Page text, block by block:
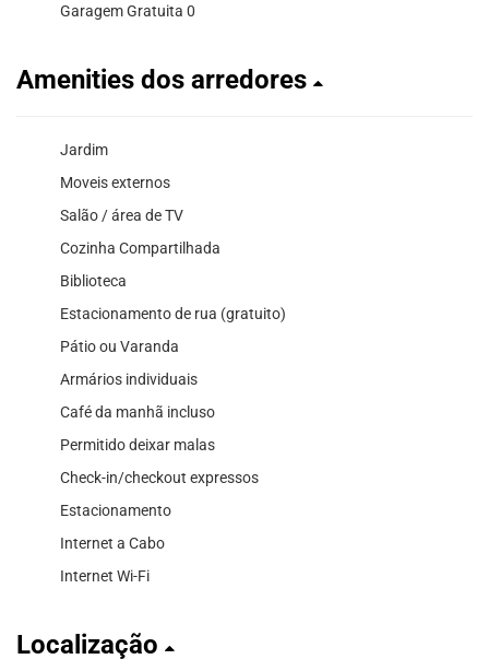
Garagem Gratuita 0
Amenities dos arredores
Jardim
Moveis externos
Salão / área de TV
Cozinha Compartilhada
Biblioteca
Estacionamento de rua (gratuito)
Pátio ou Varanda
Armários individuais
Café da manhã incluso
Permitido deixar malas
Check-in/checkout expressos
Estacionamento
Internet a Cabo
Internet Wi-Fi
Localização